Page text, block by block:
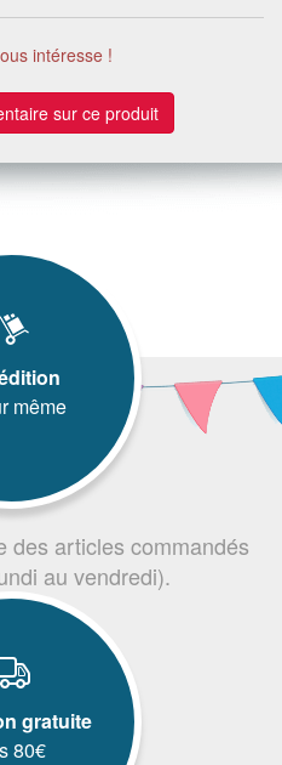
intéresse !
sur ce produit
même
des articles commandés
au vendredi).
gratuite
80€